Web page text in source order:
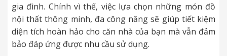
gia đình. Chính vì thế, việc lựa chọn những món đồ
nội thất thông minh, đa công năng sẽ giúp tiết kiệm
diện tích hoàn hảo cho căn nhà của bạn mà vẫn đảm
bảo đáp ứng được nhu cầu sử dụng.